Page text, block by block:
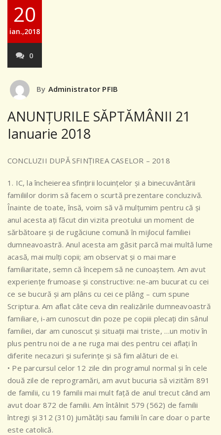
20
ian.,2018
0
By Administrator PFIB
ANUNȚURILE SĂPTĂMÂNII 21
Ianuarie 2018
CONCLUZII DUPĂ SFINȚIREA CASELOR – 2018
1. IC, la încheierea sfințirii locuințelor și a binecuvântării
familiilor dorim să facem o scurtă prezentare concluzivă.
Înainte de toate, însă, voim să vă mulțumim pentru că și
anul acesta ați făcut din vizita preotului un moment de
sărbătoare și de rugăciune comună în mijlocul familiei
dumneavoastră. Anul acesta am găsit parcă mai multă lume
acasă, mai mulți copii; am observat și o mai mare
familiaritate, semn că începem să ne cunoaștem. Am avut
experiențe frumoase și constructive: ne-am bucurat cu cei
ce se bucură și am plâns cu cei ce plâng – cum spune
Scriptura. Am aflat câte ceva din realizările dumneavoastră
familiare, i-am cunoscut din poze pe copiii plecați din sânul
familiei, dar am cunoscut și situații mai triste, …un motiv în
plus pentru noi de a ne ruga mai des pentru cei aflați în
diferite necazuri și suferințe și să fim alături de ei.
• Pe parcursul celor 12 zile din programul normal și în cele
două zile de reprogramări, am avut bucuria să vizităm 891
de familii, cu 19 familii mai mult față de anul trecut când am
avut doar 872 de familii. Am întâlnit 579 (562) de familii
întregi și 312 (310) jumătăți sau familii în care doar o parte
este catolică.